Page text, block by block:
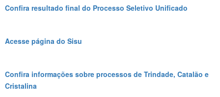
Confira resultado final do Processo Seletivo Unificado
Acesse página do Sisu
Confira informações sobre processos de Trindade, Catalão e
Cristalina